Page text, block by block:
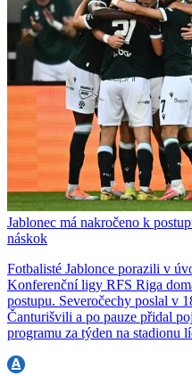
Jablonec má nakročeno k
náskok
Fotbalisté Jablonce porazili v
Konferenční ligy RFS Riga
postupu. Severočechy poslal v
Čanturišvili a po pauze přidal
programu za týden na stadionu